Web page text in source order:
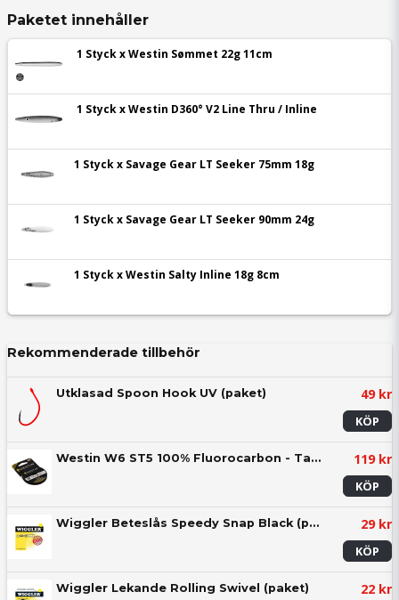
Paketet innehåller
1 Styck x Westin Sømmet 22g 11cm
1 Styck x Westin D360° V2 Line Thru / Inline
1 Styck x Savage Gear LT Seeker 75mm 18g
1 Styck x Savage Gear LT Seeker 90mm 24g
1 Styck x Westin Salty Inline 18g 8cm
Rekommenderade tillbehör
Utklasad Spoon Hook UV (paket) 49 kr
KÖP
Westin W6 ST5 100% Fluorocarbon - Tafsmaterial 119 kr
KÖP
Wiggler Beteslås Speedy Snap Black (paket) 29 kr
KÖP
Wiggler Lekande Rolling Swivel (paket) 22 kr